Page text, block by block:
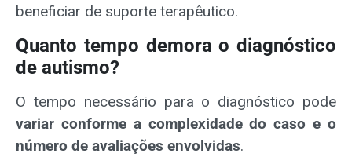
beneficiar de suporte terapêutico.
Quanto tempo demora o diagnóstico
de autismo?
O tempo necessário para o diagnóstico pode
variar conforme a complexidade do caso e o
número de avaliações envolvidas.